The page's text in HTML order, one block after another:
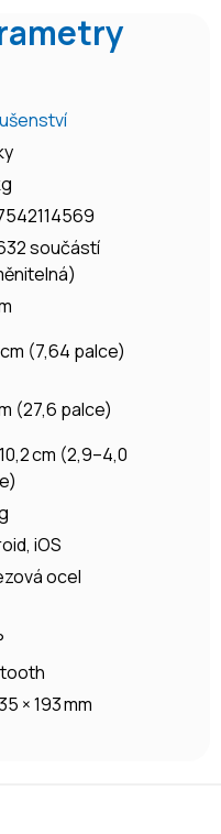
součástí
(7,64 palce)
(27,6 palce)
cm (2,9–4,0
iOS
ocel
× 193 mm